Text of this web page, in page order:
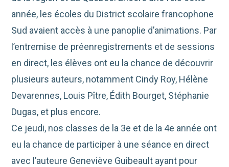
année, les écoles du District scolaire francophone
Sud avaient accès à une panoplie d’animations. Par
l’entremise de préenregistrements et de sessions
en direct, les élèves ont eu la chance de découvrir
plusieurs auteurs, notamment Cindy Roy, Hélène
Devarennes, Louis Pître, Édith Bourget, Stéphanie
Dugas, et plus encore.
Ce jeudi, nos classes de la 3e et de la 4e année ont
eu la chance de participer à une séance en direct
avec l’auteure Geneviève Guibeault ayant pour